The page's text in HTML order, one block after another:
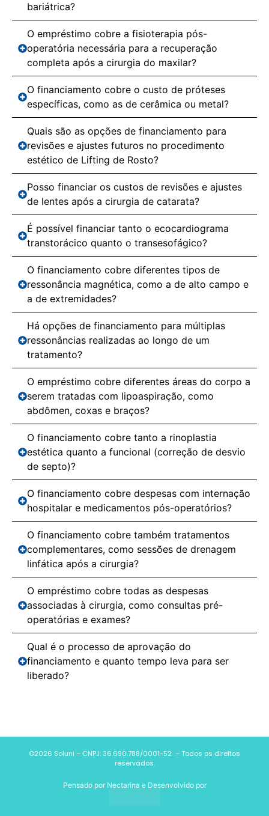
bariátrica?
O empréstimo cobre a fisioterapia pós-
operatória necessária para a recuperação
completa após a cirurgia do maxilar?
O financiamento cobre o custo de próteses
específicas, como as de cerâmica ou metal?
Quais são as opções de financiamento para
revisões e ajustes futuros no procedimento
estético de Lifting de Rosto?
Posso financiar os custos de revisões e ajustes
de lentes após a cirurgia de catarata?
É possível financiar tanto o ecocardiograma
transtorácico quanto o transesofágico?
O financiamento cobre diferentes tipos de
ressonância magnética, como a de alto campo e
a de extremidades?
Há opções de financiamento para múltiplas
ressonâncias realizadas ao longo de um
tratamento?
O empréstimo cobre diferentes áreas do corpo a
serem tratadas com lipoaspiração, como
abdômen, coxas e braços?
O financiamento cobre tanto a rinoplastia
estética quanto a funcional (correção de desvio
de septo)?
O financiamento cobre despesas com internação
hospitalar e medicamentos pós-operatórios?
O financiamento cobre também tratamentos
complementares, como sessões de drenagem
linfática após a cirurgia?
O empréstimo cobre todas as despesas
associadas à cirurgia, como consultas pré-
operatórias e exames?
Qual é o processo de aprovação do
financiamento e quanto tempo leva para ser
liberado?
©2026 Soluni – CNPJ: 36.690.788/0001-52 – Todos os direitos
reservados.
Pensado por Nectarina e Desenvolvido por